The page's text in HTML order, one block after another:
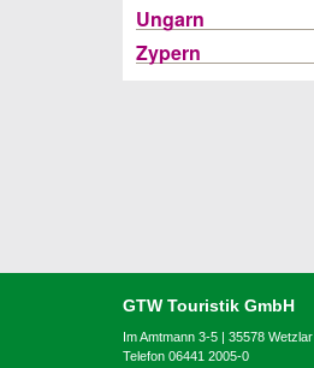
Ungarn
Zypern
GTW Touristik GmbH
Im Amtmann 3-5 | 35578 Wetzlar
Telefon 06441 2005-0